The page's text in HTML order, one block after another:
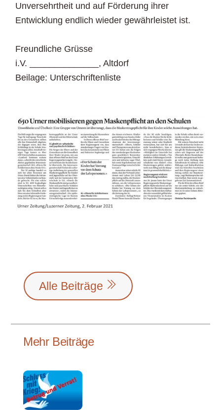
Unversehrtheit und auf Förderung ihrer
Entwicklung endlich wieder gewährleistet ist.
Freundliche Grüsse
i.V. ______________, Altdorf
Beilage: Unterschriftenliste
Alle Beiträge
Mehr Beiträge